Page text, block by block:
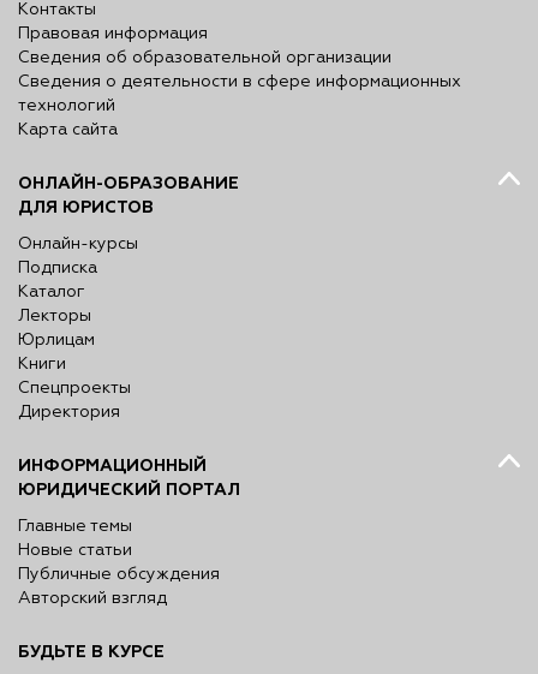
Контакты
Правовая информация
Сведения об образовательной организации
Сведения о деятельности в сфере информационных
технологий
Карта сайта
ОНЛАЙН-ОБРАЗОВАНИЕ
ДЛЯ ЮРИСТОВ
Онлайн-курсы
Подписка
Каталог
Лекторы
Юрлицам
Книги
Спецпроекты
Директория
ИНФОРМАЦИОННЫЙ
ЮРИДИЧЕСКИЙ ПОРТАЛ
Главные темы
Новые статьи
Публичные обсуждения
Авторский взгляд
БУДЬТЕ В КУРСЕ